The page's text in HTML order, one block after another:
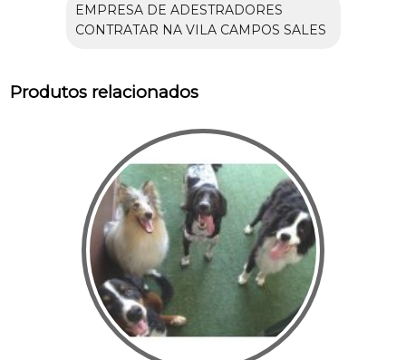
EMPRESA DE ADESTRADORES
CONTRATAR NA VILA CAMPOS SALES
Produtos relacionados